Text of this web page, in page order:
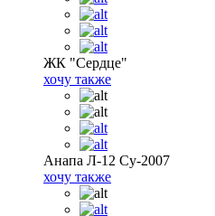
ЖК "Сердце"
хочу также
Анапа Л-12 Су-2007
хочу также